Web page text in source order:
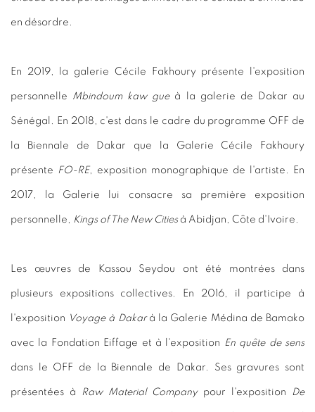
en désordre.
En 2019, la galerie Cécile Fakhoury présente l'exposition
personnelle Mbindoum kaw gueà la galerie de Dakar au
Sénégal. En 2018, c'est dans le cadre du programme OFF de
la Biennale de Dakar que la Galerie Cécile Fakhoury
présente FO-RE, exposition monographique de l'artiste. En
2017, la Galerie lui consacre sa première exposition
personnelle, Kings of The New Citiesà Abidjan, Côte d'Ivoire.
Les œuvres de Kassou Seydou ont été montrées dans
plusieurs expositions collectives. En 2016, il participe à
l'exposition Voyage à Dakarà la Galerie Médina de Bamako
avec la Fondation Eiffage et à l'exposition En quête de sens
dans le OFF de la Biennale de Dakar. Ses gravures sont
présentées à Raw Material Companypour l'exposition De